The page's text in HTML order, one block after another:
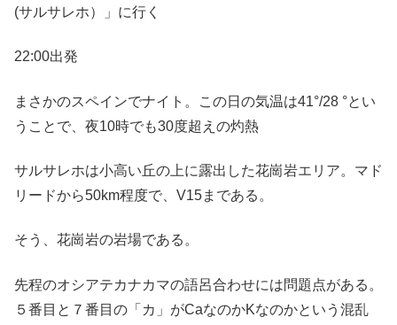
(サルサレホ）」に行く
22:00出発
まさかのスペインでナイト。この日の気温は41°/28 °とい
うことで、夜10時でも30度超えの灼熱
サルサレホは小高い丘の上に露出した花崗岩エリア。マド
リードから50km程度で、V15まである。
そう、花崗岩の岩場である。
先程のオシアテカナカマの語呂合わせには問題点がある。
５番目と７番目の「カ」がCaなのかKなのかという混乱